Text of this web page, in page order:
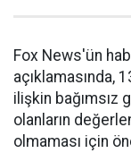
Fox News'ün
açıklamasında,
ilişkin bağımsız
olanların
olmaması için